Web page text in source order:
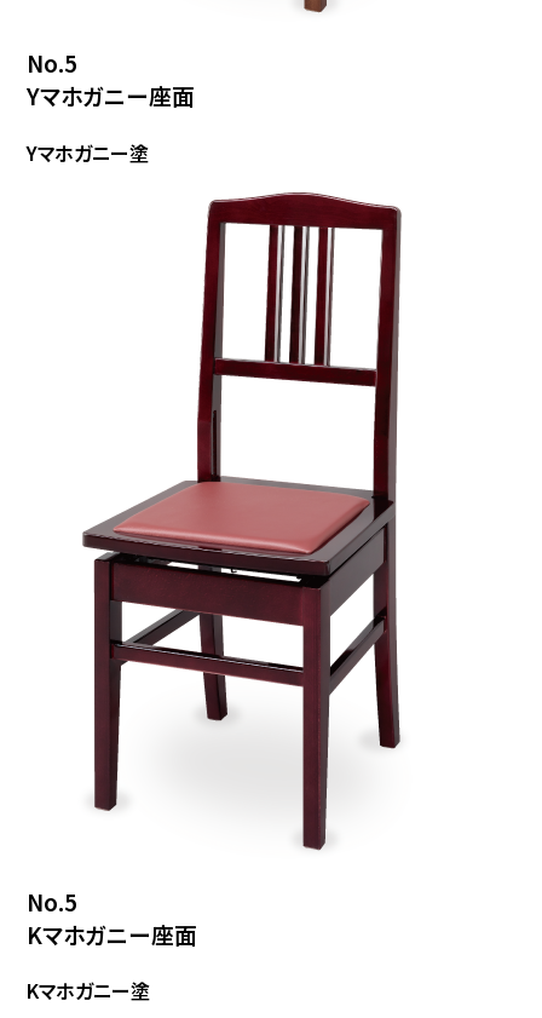
No.5
Yマホガニー座面
Yマホガニー塗
No.5
Kマホガニー座面
Kマホガニー塗